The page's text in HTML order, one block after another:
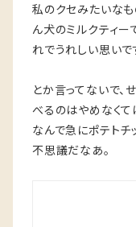
私のクセみたいなも
ん犬のミルクティー
れでうれしい思いで
とか言ってないで
べるのはやめなく
なんで急にポテトチ
不思議だなあ。